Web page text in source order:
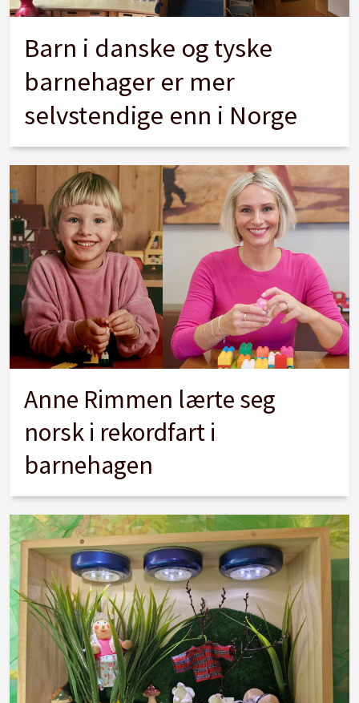
Barn i danske og tyske
barnehager er mer
selvstendige enn i Norge
Anne Rimmen lærte seg
norsk i rekordfart i
barnehagen